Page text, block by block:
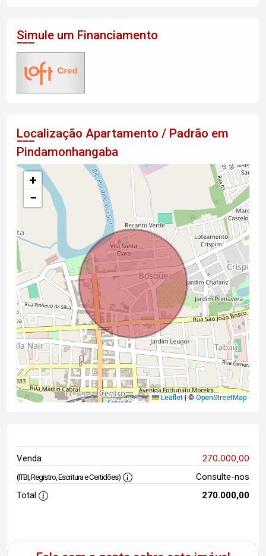
Simule um Financiamento
Localização Apartamento / Padrão em
Pindamonhangaba
+
−
Leaflet |©OpenStreetMap
Venda 270.000,00
(ITBI, Registro, Escritura e Certidões)
Consulte-nos
Total
270.000,00